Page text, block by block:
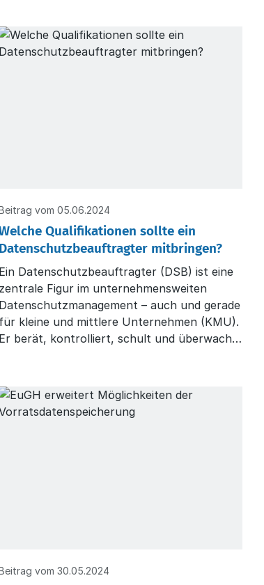
vom 05.06.2024
Qualifikationen sollte ein
Datenschutzbeauftragter mitbringen?
Ein Datenschutzbeauftragter (DSB) ist eine
zentrale Figur im unternehmensweiten
Datenschutzmanagement – auch und gerade
für kleine und mittlere Unternehmen (KMU).
Er berät, kontrolliert, schult und überwacht
des Bundesdatenschutzgesetzes (BDSG)
vom 30.05.2024